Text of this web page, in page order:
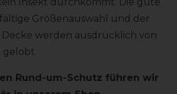
Größenauswahl und der
werden ausdrücklich von
gelobt.
Rund-um-Schutz führen wir